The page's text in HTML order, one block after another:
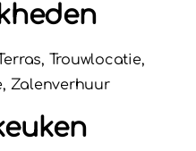
Trouwlocatie,
Zalenverhuur